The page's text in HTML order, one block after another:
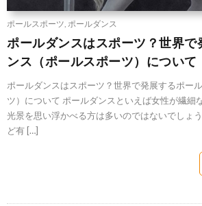
ポールスポーツ, ポールダンス
ポールダンスはスポーツ？世界で
ンス（ポールスポーツ）について
ポールダンスはスポーツ？世界で発展するポー
ツ）について ポールダンスといえば女性が繊細
光景を思い浮かべる方は多いのではないでしょ
ど有 […]